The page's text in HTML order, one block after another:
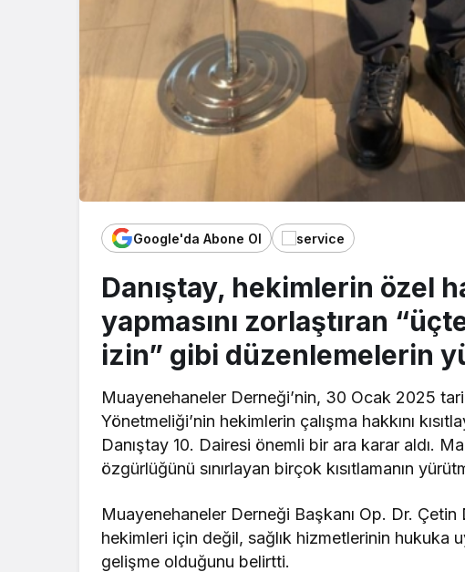
Google'da Abone Ol
Danıştay, hekimlerin özel
yapmasını zorlaştıran
izin” gibi düzenlemelerin
Muayenehaneler Derneği’nin, 30 Ocak 2025
Yönetmeliği’nin hekimlerin çalışma hakkını
Danıştay 10. Dairesi önemli bir ara karar aldı.
özgürlüğünü sınırlayan birçok kısıtlamanın
Muayenehaneler Derneği Başkanı Op. Dr.
hekimleri için değil, sağlık hizmetlerinin hukuka
gelişme olduğunu belirtti.